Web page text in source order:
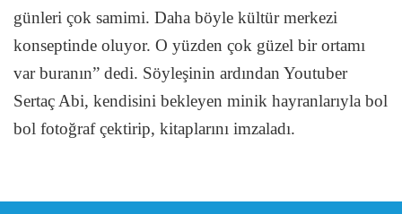
günleri çok samimi. Daha böyle kültür merkezi
konseptinde oluyor. O yüzden çok güzel bir ortamı
var buranın” dedi. Söyleşinin ardından Youtuber
Sertaç Abi, kendisini bekleyen minik hayranlarıyla bol
bol fotoğraf çektirip, kitaplarını imzaladı.